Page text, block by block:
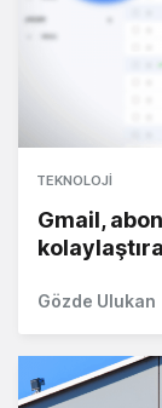
TEKNOLOJI
Gmail,
Gözde Ulukan